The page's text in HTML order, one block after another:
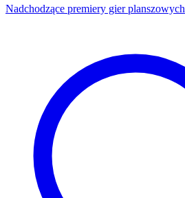
Nadchodzące premiery gier planszowych